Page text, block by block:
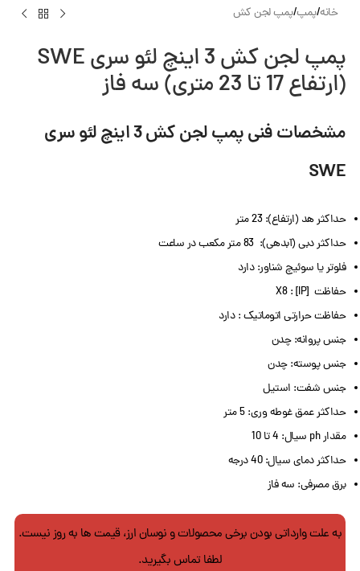
خانه/پمپ/پمپ لجن کش
پمپ لجن کش 3 اینچ لئو سری SWE
(ارتفاع 17 تا 23 متری) سه فاز
مشخصات فنی پمپ لجن کش 3 اینچ
لئو سری
SWE
حداکثر هد (ارتفاع): 23 متر
حداکثر دبی (آبدهی): 83 متر مکعب در ساعت
فلوتر یا سوئیچ شناور: دارد
حفاظت [IP] : X8
حفاظت حرارتی اتوماتیک : دارد
جنس پروانه: چدن
جنس پوسته: چدن
جنس شفت: استیل
حداکثر عمق غوطه وری: 5 متر
مقدار ph سیال: 4 تا 10
حداکثر دمای سیال: 40 درجه
برق مصرفی: سه فاز
به علت وارداتی بودن برخی محصولات و نوسان ارز، قیمت ها به روز نیست.
لطفا تماس بگیرید.